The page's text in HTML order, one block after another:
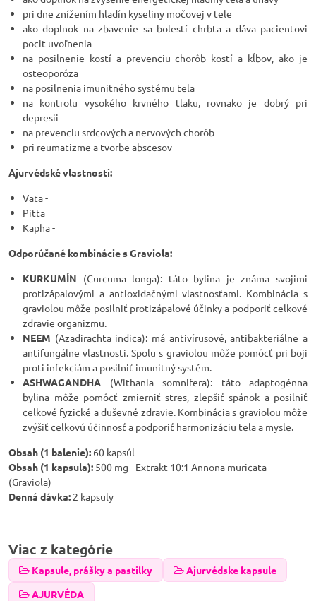
pri dne znížením hladín kyseliny močovej v tele
ako doplnok na zbavenie sa bolestí chrbta a dáva pacientovi
pocit uvoľnenia
na posilnenie kostí a prevenciu chorôb kostí a kĺbov, ako je
osteoporóza
na posilnenia imunitného systému tela
na kontrolu vysokého krvného tlaku, rovnako je dobrý pri
depresii
na prevenciu srdcových a nervových chorôb
pri reumatizme a tvorbe abscesov
Ajurvédské vlastnosti:
Vata -
Pitta =
Kapha -
Odporúčané kombinácie s Graviola:
KURKUMÍN (Curcuma longa): táto bylina je známa svojimi
protizápalovými a antioxidačnými vlastnosťami. Kombinácia s
graviolou môže posilniť protizápalové účinky a podporiť celkové
zdravie organizmu.
NEEM (Azadirachta indica): má antivírusové, antibakteriálne a
antifungálne vlastnosti. Spolu s graviolou môže pomôcť pri boji
proti infekciám a posilniť imunitný systém.
ASHWAGANDHA (Withania somnifera): táto adaptogénna
bylina môže pomôcť zmierniť stres, zlepšiť spánok a posilniť
celkové fyzické a duševné zdravie. Kombinácia s graviolou môže
zvýšiť celkovú účinnosť a podporiť harmonizáciu tela a mysle.
Obsah (1 balenie): 60 kapsúl
Obsah (1 kapsula): 500 mg - Extrakt 10:1 Annona muricata
(Graviola)
Denná dávka: 2 kapsuly
Viac z kategórie
Kapsule, prášky a pastilky
Ajurvédske kapsule
AJURVÉDA